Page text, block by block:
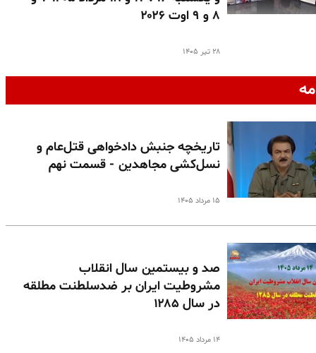
۸ و ۹ اوت ۲۰۲۶
۲۸ تیر ۱۴۰۵
تاریخچه جنبش دادخواهی قتل‌عام و
نسل‌کشی مجاهدین - قسمت نهم
۱۵ مرداد ۱۴۰۵
صد و بیستمین سال انقلاب
مشروطیت ایران بر ضدسلطنت مطلقه
در سال ۱۲۸۵
۱۴ مرداد ۱۴۰۵